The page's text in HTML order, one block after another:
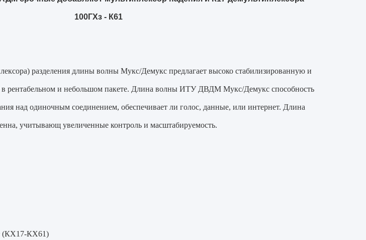
100ГХз - К61
разделения длины волны Мукс/Демукс предлагает высоко стабилизированную и
рентабельном и небольшом пакете. Длина волны ИТУ ДВДМ Мукс/Демукс способность
над одиночным соединением, обеспечивает ли голос, данные, или интернет. Длина
учитывающ увеличенные контроль и масштабируемость.
(КХ17-КХ61)